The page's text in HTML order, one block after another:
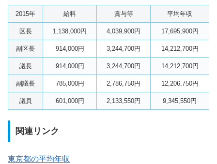
2015年 給料 賞与等 平均年収
区長 1,138,000円 4,039,900円 17,695,900円
副区長 914,000円 3,244,700円 14,212,700円
議長 914,000円 3,244,700円 14,212,700円
副議長 785,000円 2,786,750円 12,206,750円
議員 601,000円 2,133,550円 9,345,550円
関連リンク
東京都の平均年収